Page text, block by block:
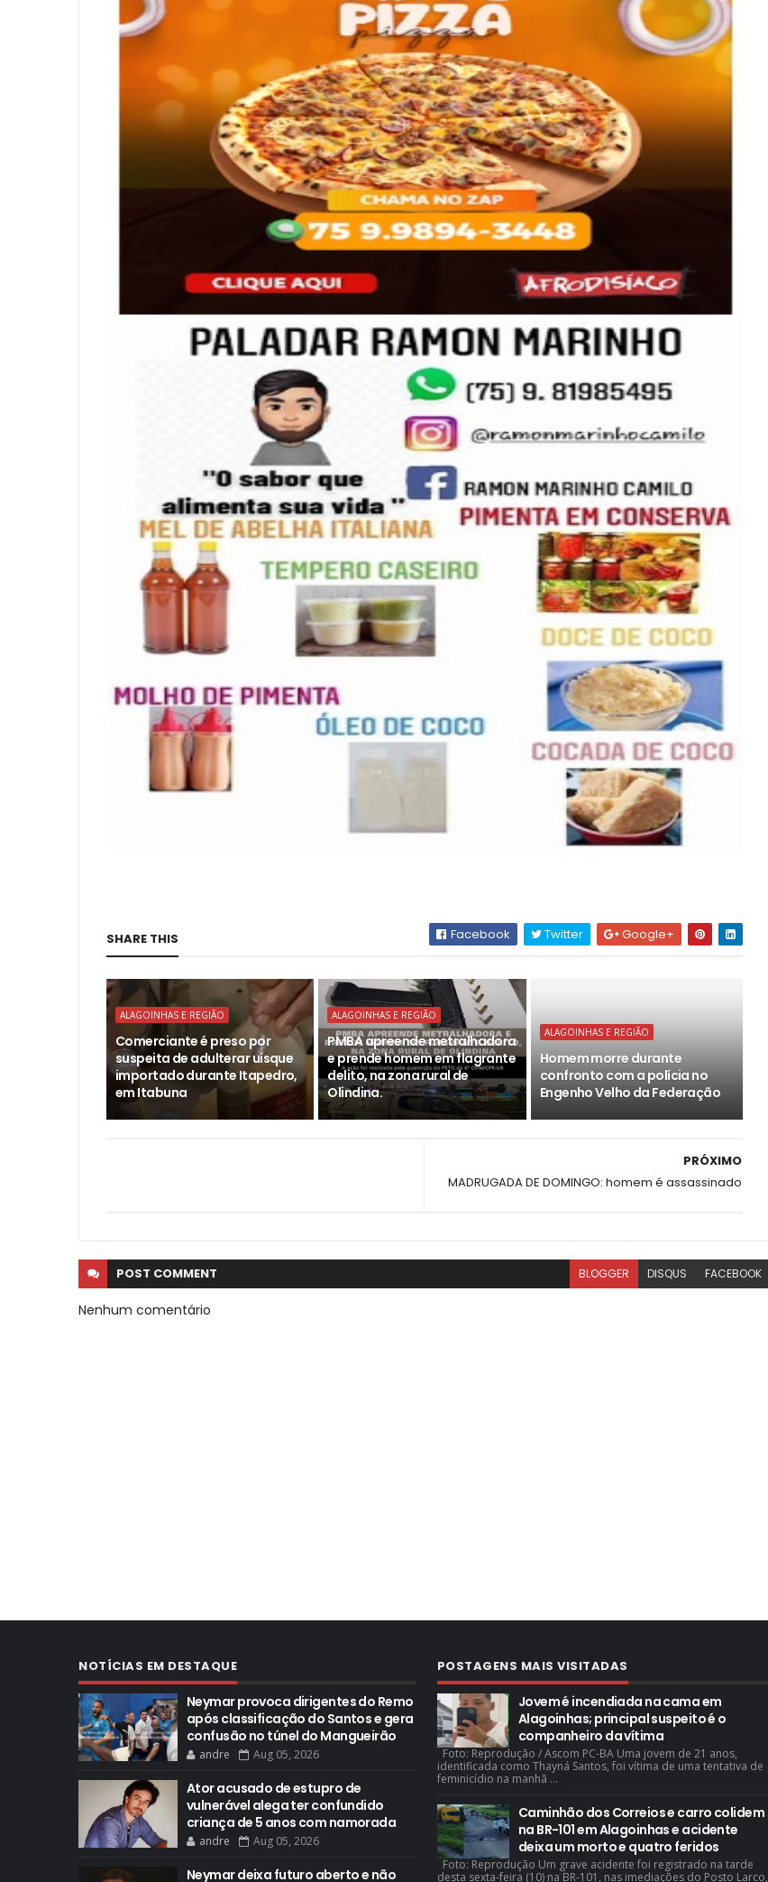
SHARE THIS Facebook Twitter Google+
ALAGOINHAS E REGIÃO
Comerciante é preso por
suspeita de adulterar uísque
importado durante Itapedro,
em Itabuna
ALAGOINHAS E REGIÃO
PMBA apreende metralhadora
e prende homem em flagrante
delito, na zona rural de
Olindina.
ALAGOINHAS E REGIÃO
Homem morre durante
confronto com a polícia no
Engenho Velho da Federação
PRÓXIMO
MADRUGADA DE DOMINGO: homem é assassinado
POST COMMENT BLOGGER DISQUS FACEBOOK
Nenhum comentário
NOTÍCIAS EM DESTAQUE
Neymar provoca dirigentes do Remo
após classificação do Santos e gera
confusão no túnel do Mangueirão
andre Aug 05, 2026
Ator acusado de estupro de
vulnerável alega ter confundido
criança de 5 anos com namorada
andre Aug 05, 2026
Neymar deixa futuro aberto e não
POSTAGENS MAIS VISITADAS
Jovem é incendiada na cama em
Alagoinhas; principal suspeito é o
companheiro da vítima
Foto: Reprodução / Ascom PC-BA Uma jovem de 21 anos,
identificada como Thayná Santos, foi vítima de uma tentativa de
feminicídio na manhã ...
Caminhão dos Correios e carro colidem
na BR-101 em Alagoinhas e acidente
deixa um morto e quatro feridos
Foto: Reprodução Um grave acidente foi registrado na tarde
desta sexta-feira (10) na BR-101, nas imediações do Posto Larco,